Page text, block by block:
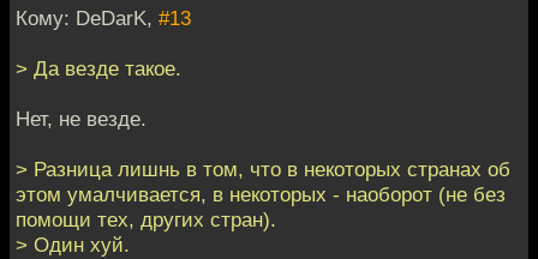
Кому: DeDarK, #13
> Да везде такое.
Нет, не везде.
> Разница лишнь в том, что в некоторых странах об
этом умалчивается, в некоторых - наоборот (не без
помощи тех, других стран).
> Один хуй.